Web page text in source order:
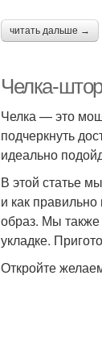
читать дальше →
Челка-
Челка — это
подчеркнуть
идеально
В этой статье
и как
образ. Мы также
укладке.
Откройте